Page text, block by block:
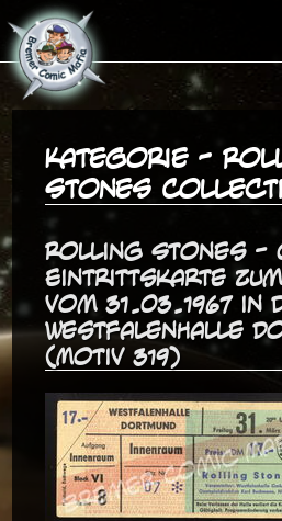
Kategorie -
Stones
Rolling Stones -
Eintrittskarte
vom 31.03.1967 in
Westfalenhalle
(Motiv 319)